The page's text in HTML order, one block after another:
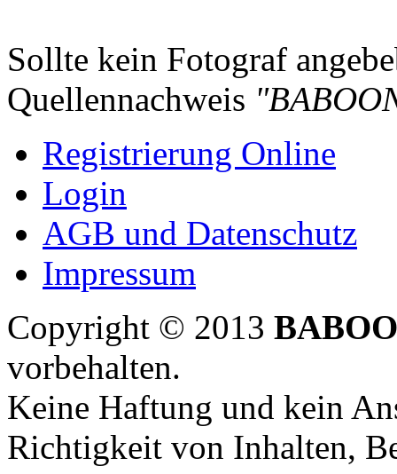
Sollte kein Fotograf
Quellennachweis
Registrierung Online
Login
AGB und Datenschutz
Impressum
Copyright © 2013
vorbehalten.
Keine Haftung und kein
Richtigkeit von Inhalten,